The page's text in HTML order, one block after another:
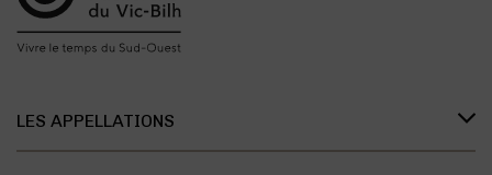
LES APPELLATIONS